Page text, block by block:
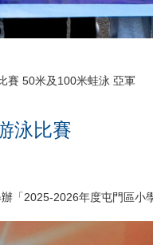
賽 50米及100米蛙泳 亞軍
泳比賽
「2025-2026年度屯門區小